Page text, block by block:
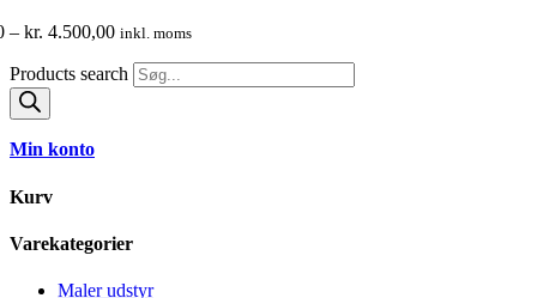
– kr. 4.500,00 inkl. moms
Products search
Min konto
Kurv
Varekategorier
Maler udstyr